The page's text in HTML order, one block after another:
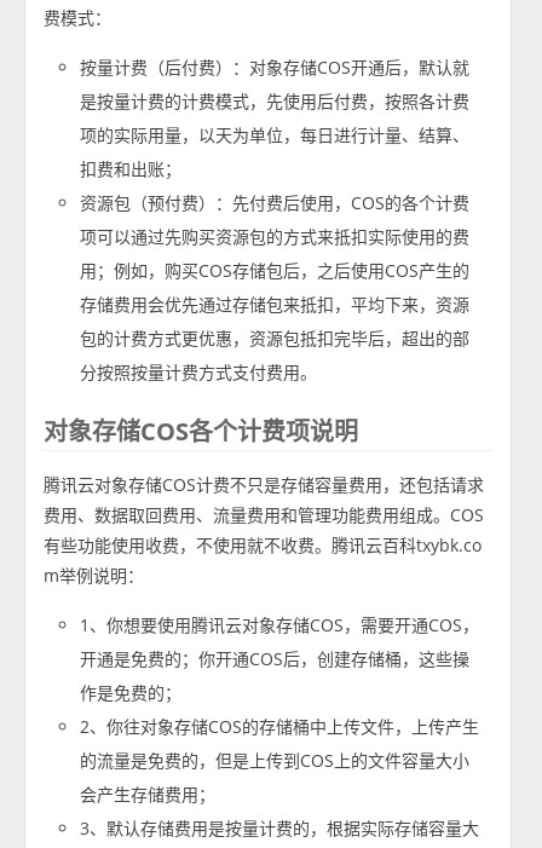
费模式：
按量计费（后付费）：对象存储COS开通后，默认就
是按量计费的计费模式，先使用后付费，按照各计费
项的实际用量，以天为单位，每日进行计量、结算、
扣费和出账；
资源包（预付费）：先付费后使用，COS的各个计费
项可以通过先购买资源包的方式来抵扣实际使用的费
用；例如，购买COS存储包后，之后使用COS产生的
存储费用会优先通过存储包来抵扣，平均下来，资源
包的计费方式更优惠，资源包抵扣完毕后，超出的部
分按照按量计费方式支付费用。
对象存储COS各个计费项说明
腾讯云对象存储COS计费不只是存储容量费用，还包括请求
费用、数据取回费用、流量费用和管理功能费用组成。COS
有些功能使用收费，不使用就不收费。腾讯云百科txybk.co
m举例说明：
1、你想要使用腾讯云对象存储COS，需要开通COS，
开通是免费的；你开通COS后，创建存储桶，这些操
作是免费的；
2、你往对象存储COS的存储桶中上传文件，上传产生
的流量是免费的，但是上传到COS上的文件容量大小
会产生存储费用；
3、默认存储费用是按量计费的，根据实际存储容量大